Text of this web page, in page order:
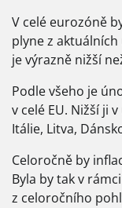
V celé eurozóně
plyne z
je výrazně nižší
Podle všeho je
v celé EU. Nižší ji
Itálie, Litva,
Celoročně by
Byla by tak v
z celoročního